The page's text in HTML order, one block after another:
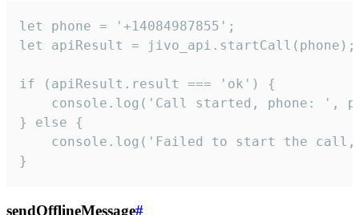
let phone = '+14084987855';
let apiResult = jivo_api.startCall(phone);
if (apiResult.result === 'ok') {
console.log('Call started, phone: ',
} else {
console.log('Failed to start the
}
sendOfflineMessage#